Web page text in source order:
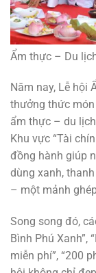
Ẩm thực – Du
Năm nay, Lễ hội
thưởng thức
ẩm thực – du
Khu vực “Tài
đồng hành giúp
dùng xanh,
– một mảnh
Song song đó,
Bình Phú
miễn phí”, “200